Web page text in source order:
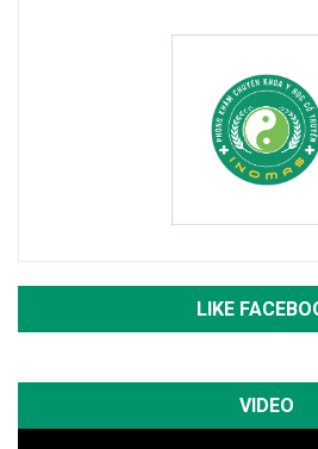
LIKE
VIDEO